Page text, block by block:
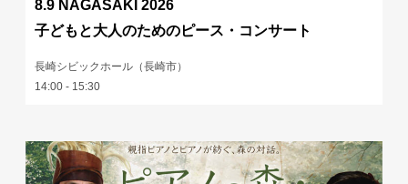
8.9 NAGASAKI 2026
子どもと大人のためのピース・コンサート
長崎シビックホール（長崎市）
14:00 - 15:30